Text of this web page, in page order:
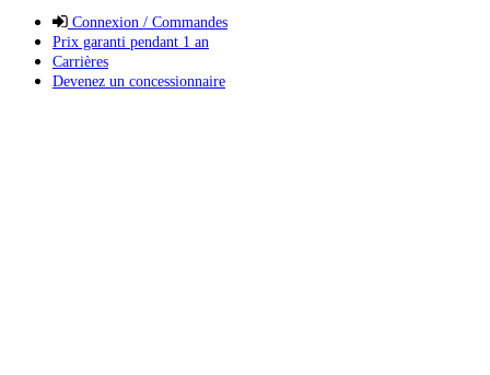
Connexion / Commandes
Prix garanti pendant 1 an
Carrières
Devenez un concessionnaire